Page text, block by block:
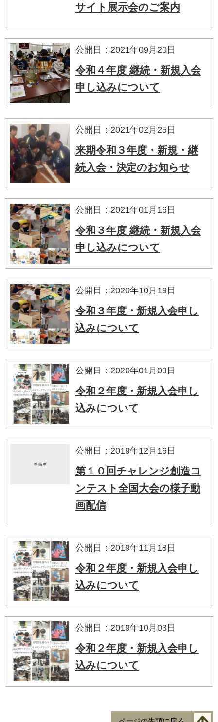
サイト展示会のご案内
公開日：2021年09月20日
令和４年度 継続・新規入会
申し込みについて
公開日：2021年02月25日
来期令和３年度・新規・継
続入会・決定のお知らせ
公開日：2021年01月16日
令和３年度 継続・新規入会
申し込みについて
公開日：2020年10月19日
令和３年度・新規入会申し
込みについて
公開日：2020年01月09日
令和２年度・新規入会申し
込みについて
公開日：2019年12月16日
第１０回チャレンジ創造コ
ンテスト全国大会の様子動
画配信
公開日：2019年11月18日
令和２年度・新規入会申し
込みについて
公開日：2019年10月03日
令和２年度・新規入会申し
込みについて